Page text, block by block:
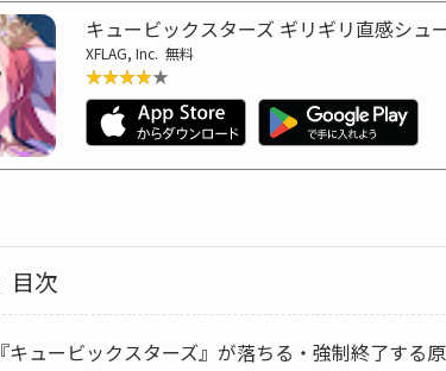
キュービックスターズ ギリギリ直感シュ
XFLAG, Inc. 無料
★★★★★
★★★★★
目次
『キュービックスターズ』が落ちる・強制終了する